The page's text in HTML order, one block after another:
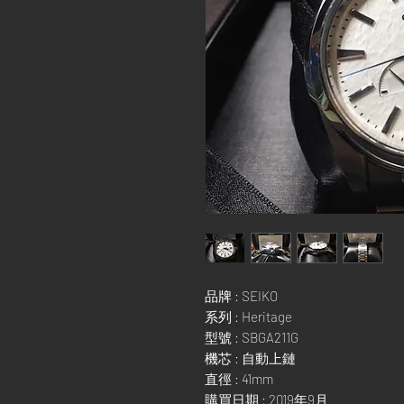
品牌 : SEIKO
系列 : Heritage
型號 : SBGA211G
機芯 : 自動上鏈
直徑 : 41mm
購買日期 : 2019年9月